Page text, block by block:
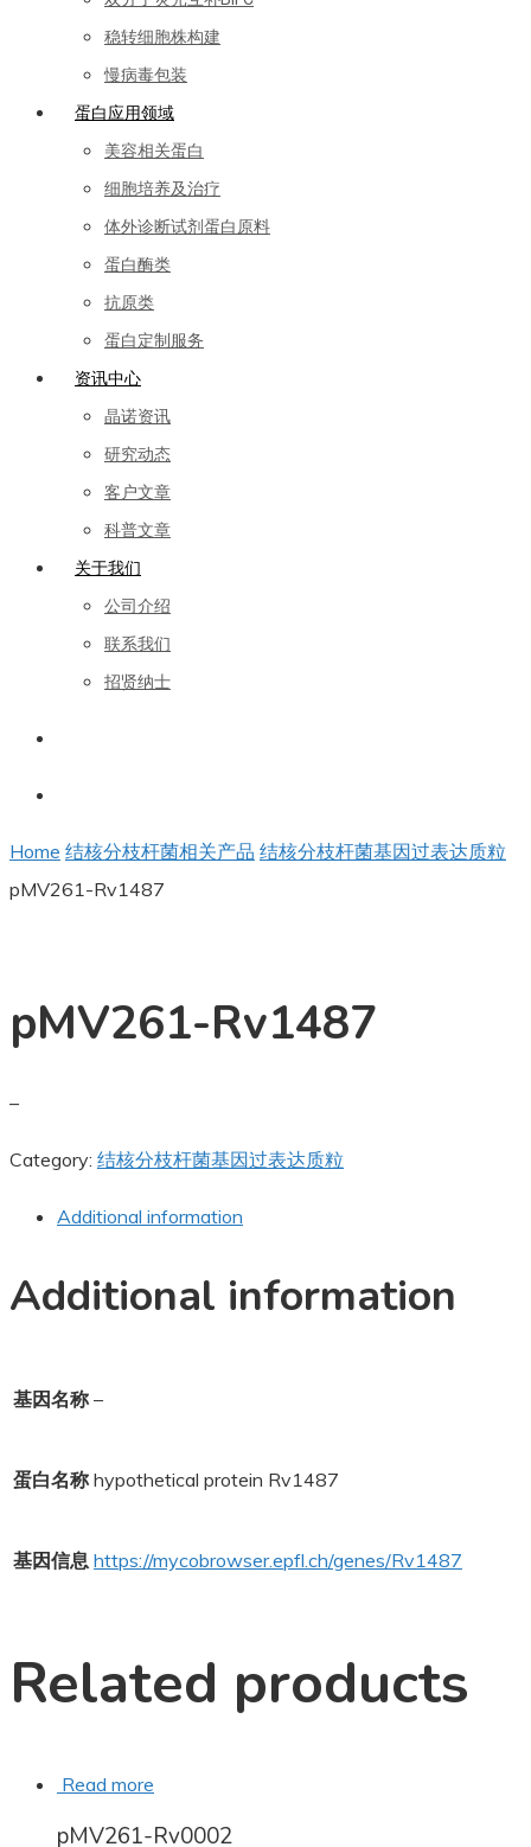
稳转细胞株构建
慢病毒包装
蛋白应用领域
美容相关蛋白
细胞培养及治疗
体外诊断试剂蛋白原料
蛋白酶类
抗原类
蛋白定制服务
资讯中心
晶诺资讯
研究动态
客户文章
科普文章
关于我们
公司介绍
联系我们
招贤纳士
Home 结核分枝杆菌相关产品 结核分枝杆菌基因过表达质粒
pMV261-Rv1487
pMV261-Rv1487
–
Category: 结核分枝杆菌基因过表达质粒
Additional information
Additional information
基因名称 –
蛋白名称 hypothetical protein Rv1487
基因信息 https://mycobrowser.epfl.ch/genes/Rv1487
Related products
Read more
pMV261-Rv0002